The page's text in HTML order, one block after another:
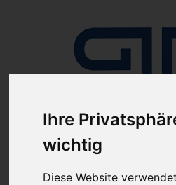
Ihre
wichtig
Diese Website